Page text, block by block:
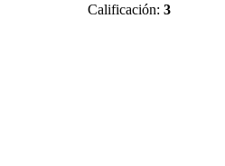
Calificación: 3